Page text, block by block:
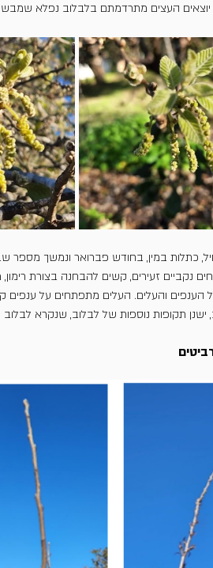
העצים מתרדמתם בלבלוב נפלא
כתלות במין, בחודש פברואר ונמשך מספר
נקביים זעירים, קשים להבחנה בצורת
והעלים. העלים מתפתחים על ענפים
תקופות נוספות של לבלוב, שנקרא לבלוב